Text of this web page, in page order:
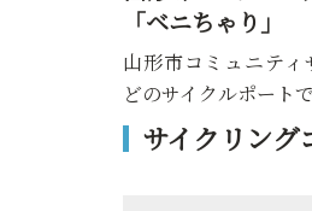
「ベニちゃり」
山形市コミュニティ
どのサイクルポート
サイクリング